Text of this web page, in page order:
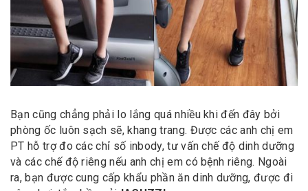
Bạn cũng chẳng phải lo lắng quá nhiều khi đến đây bởi
phòng ốc luôn sạch sẽ, khang trang. Được các anh chị em
PT hỗ trợ đo các chỉ số inbody, tư vấn chế độ dinh dưỡng
và các chế độ riêng nếu anh chị em có bệnh riêng. Ngoài
ra, bạn được cung cấp khẩu phần ăn dinh dưỡng, được đi